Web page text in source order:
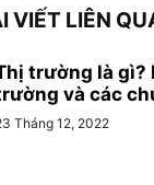
VIẾT LIÊN
trường là gì?
và các
Tháng 12, 2022